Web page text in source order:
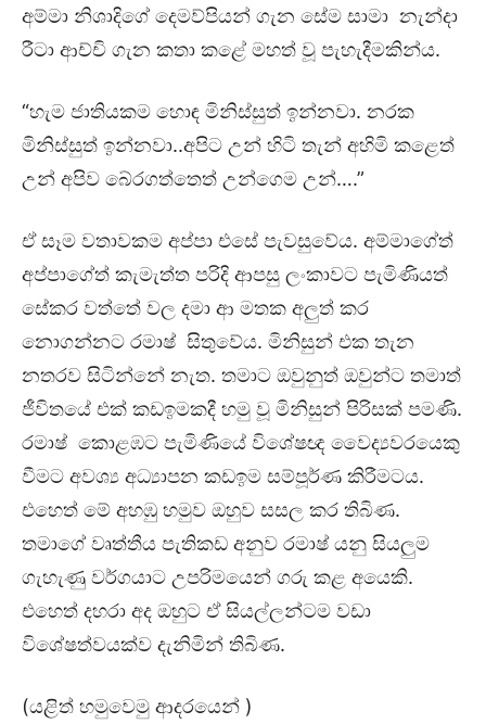
අම්මා නිශාදිගේ දෙමව්පියන් ගැන සේම සාමා නැන්දා
රීටා ආච්චි ගැන කතා කළේ මහත් වූ පැහැදීමකින්ය.
“හැම ජාතියකම හොඳ මිනිස්සුත් ඉන්නවා. නරක
මිනිස්සුත් ඉන්නවා..අපිට උන් හිටි තැන් අහිමි කළෙත්
උන් අපිව බේරගත්තෙත් උන්ගෙම උන්….”
ඒ සෑම වතාවකම අප්පා එසේ පැවසුවේය. අම්මාගේත්
අප්පාගේත් කැමැත්ත පරිදි ආපසු ලංකාවට පැමිණියත්
සේකර වත්තේ වල දමා ආ මතක අලුත් කර
නොගන්නට රමාෂ් සිතුවේය. මිනිසුන් එක තැන
නතරව සිටින්නේ නැත. තමාට ඔවුනුත් ඔවුන්ට තමාත්
ජීවිතයේ එක් කඩඉමකදී හමු වූ මිනිසුන් පිරිසක් පමණි.
රමාෂ් කොළඹට පැමිණියේ විශේෂඥ වෛද්‍යවරයෙකු
වීමට අවශ්‍ය අධ්‍යාපන කඩඉම සම්පූර්ණ කිරීමටය.
එහෙත් මේ අහඹු හමුව ඔහුව සසල කර තිබිණ.
තමාගේ වෘත්තීය පැතිකඩ අනුව රමාෂ් යනු සියලුම
ගැහැණු වර්ගයාට උපරිමයෙන් ගරු කළ අයෙකි.
එහෙත් දහරා අද ඔහුට ඒ සියල්ලන්ටම වඩා
විශේෂත්වයක්ව දැනිමින් තිබිණ.
(යළිත් හමුවෙමු ආදරයෙන් )